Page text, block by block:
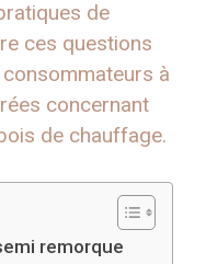
de
ces questions
consommateurs à
concernant
de chauffage.
remorque